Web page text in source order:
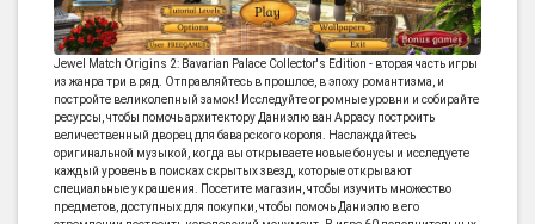
СТРЕЛЯЛКИ
КВЕСТ
КАК СКАЧАТЬ
НОВОСТИ
Jewel Match Origins 2: Bavarian Palace Collector's Edition - вторая часть игры
из жанра три в ряд. Отправляйтесь в прошлое, в эпоху романтизма, и
постройте великолепный замок! Исследуйте огромные уровни и собирайте
ресурсы, чтобы помочь архитектору Даниэлю ван Аррасу построить
величественный дворец для баварского короля. Наслаждайтесь
оригинальной музыкой, когда вы открываете новые бонусы и исследуете
каждый уровень в поисках скрытых звезд, которые открывают
специальные украшения. Посетите магазин, чтобы изучить множество
предметов, доступных для покупки, чтобы помочь Даниэлю в его